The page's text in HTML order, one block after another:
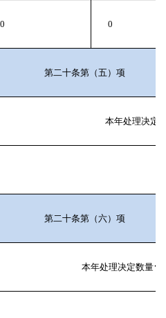
0 0
第二十条第（五）项
本年处理决定
第二十条第（六）项
本年处理决定数量⠂